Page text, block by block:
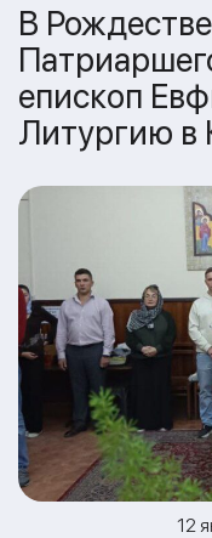
В
епископ
Литургию в
12